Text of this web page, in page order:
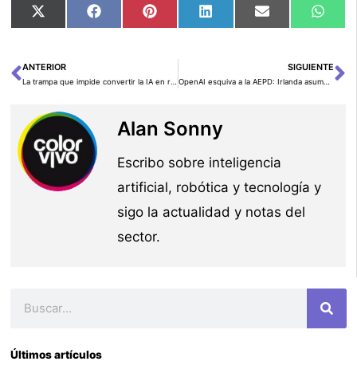
Compartir
en
X
Compartir
en
FacebookCompartir
en
PinterestCompartir
en
LinkedInCompartir
en
Email
en
Ant
ANTERIOR
La trampa que impide convertir la IA en resultados reales
SIGUIENTE
OpenAI esquiva a la AEPD: Irlanda asume la vigilancia de ChatGPT en Europa
Alan Sonny
Escribo sobre inteligencia
artificial, robótica y tecnología y
sigo la actualidad y notas del
sector.
Últimos artículos